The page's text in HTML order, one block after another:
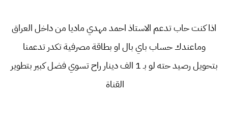
اذا كنت حاب تدعم الاستاذ احمد مهدي ماديا من داخل العراق
وماعندك حساب باي بال او بطاقة مصرفية تكدر تدعمنا
بتحويل رصيد حته لو بـ 1 الف دينار راح تسوي فضل كبير بتطوير
القناة